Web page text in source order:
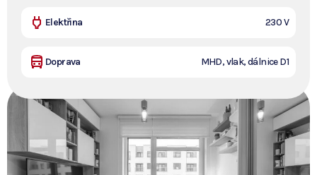
Nemovitost již není v
nabídce.
Elektřina 230 V
Doprava MHD, vlak, dálnice D1